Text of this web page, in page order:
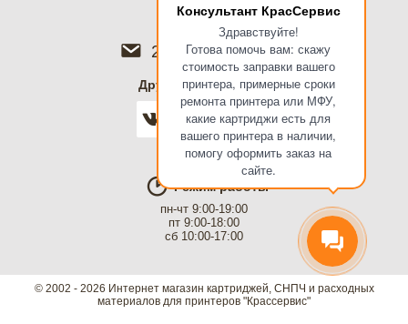
Консультант КрасСервис
Здравствуйте!
Готова помочь вам: скажу
стоимость заправки вашего
принтера, примерные сроки
ремонта принтера или МФУ,
какие картриджи есть для
вашего принтера в наличии,
помогу оформить заказ на
сайте.
Написать
2755988@mail.ru
Дружить в соцсетях
Режим работы
пн-чт 9:00-19:00
пт 9:00-18:00
сб 10:00-17:00
© 2002 - 2026 Интернет магазин картриджей, СНПЧ и расходных
материалов для принтеров "Крассервис"